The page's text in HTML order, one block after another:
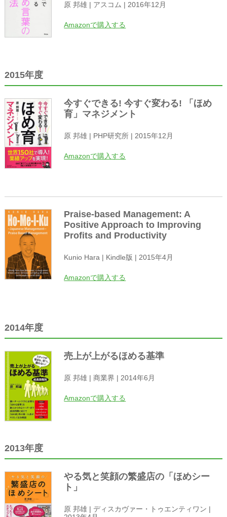
原 邦雄 | アスコム | 2016年12月
Amazonで購入する
2015年度
今すぐできる! 今すぐ変わる! 「ほめ
育」マネジメント
原 邦雄 | PHP研究所 | 2015年12月
Amazonで購入する
Praise-based Management: A
Positive Approach to Improving
Profits and Productivity
Kunio Hara | Kindle版 | 2015年4月
Amazonで購入する
2014年度
売上が上がるほめる基準
原 邦雄 | 商業界 | 2014年6月
Amazonで購入する
2013年度
やる気と笑顔の繁盛店の「ほめシー
ト」
原 邦雄 | ディスカヴァー・トゥエンティワン |